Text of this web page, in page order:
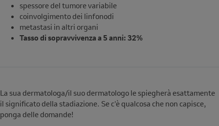
spessore del tumore variabile
coinvolgimento dei linfonodi
metastasi in altri organi
Tasso di sopravvivenza a 5 anni: 32%
La sua dermatologa/il suo dermatologo le spiegherà esattamente
il significato della stadiazione. Se c'è qualcosa che non capisce,
ponga delle domande!